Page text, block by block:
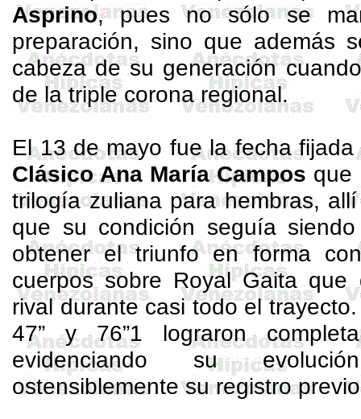
Asprino, pues no sólo se
preparación, sino que además
cabeza de su generación
de la triple corona regional.
El 13 de mayo fue la fecha
Clásico Ana María Campos que
trilogía zuliana para hembras,
que su condición seguía
obtener el triunfo en forma
cuerpos sobre Royal Gaita
rival durante casi todo el
47” y 76”1 lograron
evidenciando su
ostensiblemente su registro